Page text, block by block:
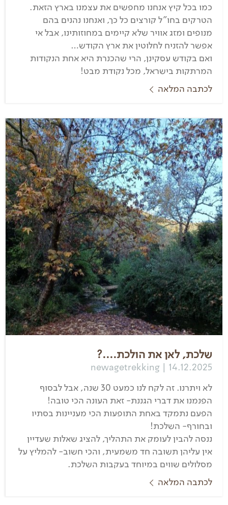
כמו בכל קיץ אנחנו מחפשים את עצמנו בארץ הזאת.
הטרקים בחו"ל קורצים כל כך, ואנחנו נהנים בהם
מנופים ומזג אוויר שלא קיימים במחוזותינו, אבל אי
אפשר להזניח לחלוטין את ארץ הקודש…
ואם בקודש עסקינן, הרי שהכנרת היא אחת הנקודות
המרתקות בישראל, מכל נקודת מבט!
לכתבה המלאה
שלכת, לאן את הולכת....?
newagetrekking | 14.12.2025
לא ויתרנו. זה לקח לנו כמעט 30 שנה, אבל לבסוף
הפנמנו את דברי הגננת- זאת העונה הכי טובה!
הפעם נתמקד באחת התופעות הכי מעניינות בסתיו
ובחורף- השלכת!
ננסה להבין לעומק את התהליך, להציג שאלות שעדיין
אין עליהן תשובה חד משמעית, והכי חשוב- להמליץ על
מסלולים שווים במיוחד בעקבות השלכת.
לכתבה המלאה